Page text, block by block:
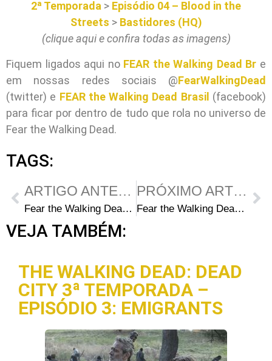
2ª Temporada > Episódio 04 – Blood in the
Streets > Bastidores (HQ)
(clique aqui e confira todas as imagens)
Fiquem ligados aqui no FEAR the Walking Dead Br e
em nossas redes sociais @FearWalkingDead
(twitter) e FEAR the Walking Dead Brasil (facebook)
para ficar por dentro de tudo que rola no universo de
Fear the Walking Dead.
TAGS:
ARTIGO ANTERIOR
Fear the Walking Dead 2ª Temporada: Perguntas e Respostas com Colman Domingo (Victor Strand)
PRÓXIMO ARTIGO
Fear the Walking Dead S02E04: Dave Erickson fala sobre os flashbacks de Strand
VEJA TAMBÉM:
THE WALKING DEAD: DEAD
CITY 3ª TEMPORADA –
EPISÓDIO 3: EMIGRANTS